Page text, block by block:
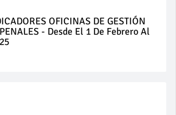
OFICINAS DE GESTIÓN
- Desde El 1 De Febrero Al